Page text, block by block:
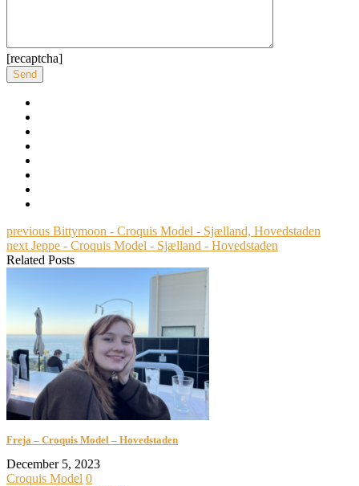
[recaptcha]
previous Bittymoon - Croquis Model - Sjælland, Hovedstaden
next Jeppe - Croquis Model - Sjælland - Hovedstaden
Related Posts
Freja – Croquis Model – Hovedstaden
December 5, 2023
Croquis Model 0